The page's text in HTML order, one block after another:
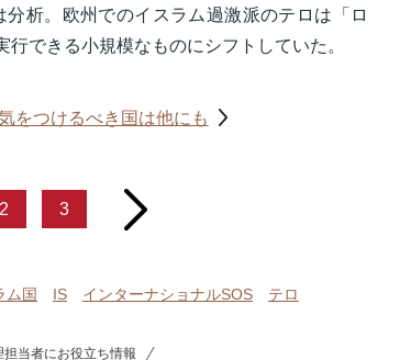
析。欧州でのイスラム過激派のテロは「ロ
できる小規模なものにシフトしていた。
をつけるべき国は他にも
2 3 next
ム国 IS インターナショナルSOS テロ
担当者にお役立ち情報